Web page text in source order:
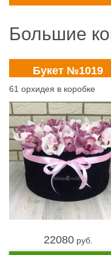
Большие
Букет №1019
61 орхидея в коробке
22080pуб.